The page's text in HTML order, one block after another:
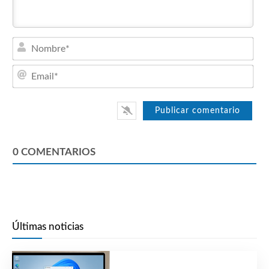
0 COMENTARIOS
Últimas noticias